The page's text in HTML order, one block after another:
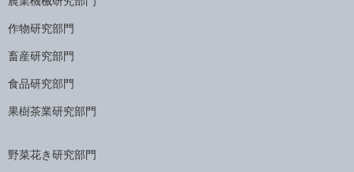
作物研究部門
畜産研究部門
食品研究部門
果樹茶業研究部門
野菜花き研究部門